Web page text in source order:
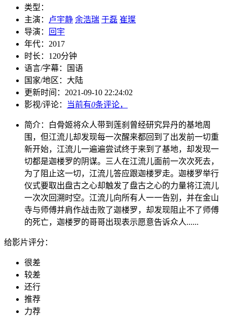
类型：
主演：
卢宇静 余浩瑞 于磊 崔璨
导演：
回宇
年代： 2017
时长： 120分钟
语言/字幕：
国语
国家/地区： 大陆
更新时间： 2021-09-10 22:24:02
影视/评论：
当前有0条评论，
简介：
白骨姬将众人带到莲刹曾经研究异丹的基地周
围，但江流儿却发现每一次醒来都回到了出发前一切重
新开始，江流儿一遍遍尝试终于来到了基地，却发现一
切都是迦楼罗的阴谋。三人在江流儿面前一次次死去，
为了阻止这一切，江流儿答应跟迦楼罗走。迦楼罗举行
仪式要取出盘古之心却触发了盘古之心的力量将江流儿
一次次回溯时空。江流儿向所有人一一告别，并在金山
寺与师傅并肩作战击败了迦楼罗，却发现阻止不了师傅
的死亡，迦楼罗的哥哥出现表示愿意告诉众人......
给影片评分：
很差
较差
还行
推荐
力荐